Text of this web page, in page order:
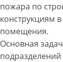
пожара по
конструкциям
помещения.
Основная
подразделений